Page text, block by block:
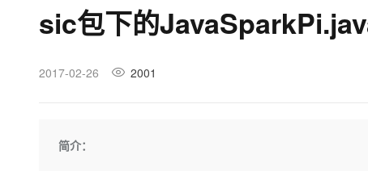
sic包下的
2017-02-26 2001
简介：
Qwen3.8-Max HOT
计算
安全
互联网应用开发
网络
高校专属算力普惠，学生认
观测云
Salesforce On Alibaba
工单服务
分析师报告